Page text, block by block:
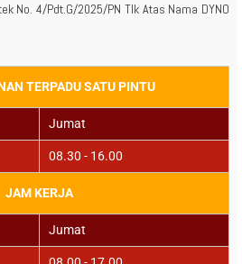
No. 4/Pdt.G/2025/PN Tlk Atas Nama DYNO
TERPADU SATU PINTU
Jumat
08.30 - 16.00
JAM KERJA
Jumat